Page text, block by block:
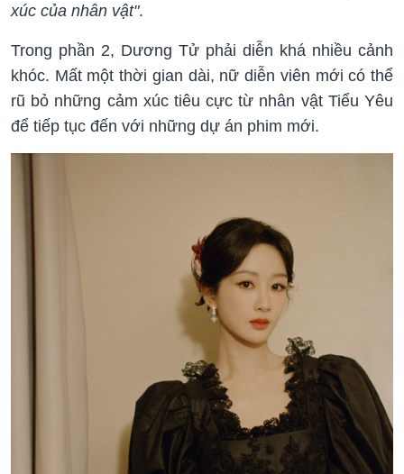
xúc của nhân vật".
Trong phần 2, Dương Tử phải diễn khá nhiều cảnh
khóc. Mất một thời gian dài, nữ diễn viên mới có thể
rũ bỏ những cảm xúc tiêu cực từ nhân vật Tiểu Yêu
để tiếp tục đến với những dự án phim mới.